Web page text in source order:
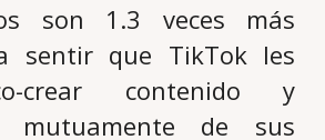
son 1.3 veces más
sentir que TikTok les
crear contenido y
mutuamente de sus